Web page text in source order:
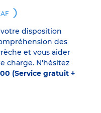
votre disposition
des
et vous aider
charge. N'hésitez
(Service gratuit +